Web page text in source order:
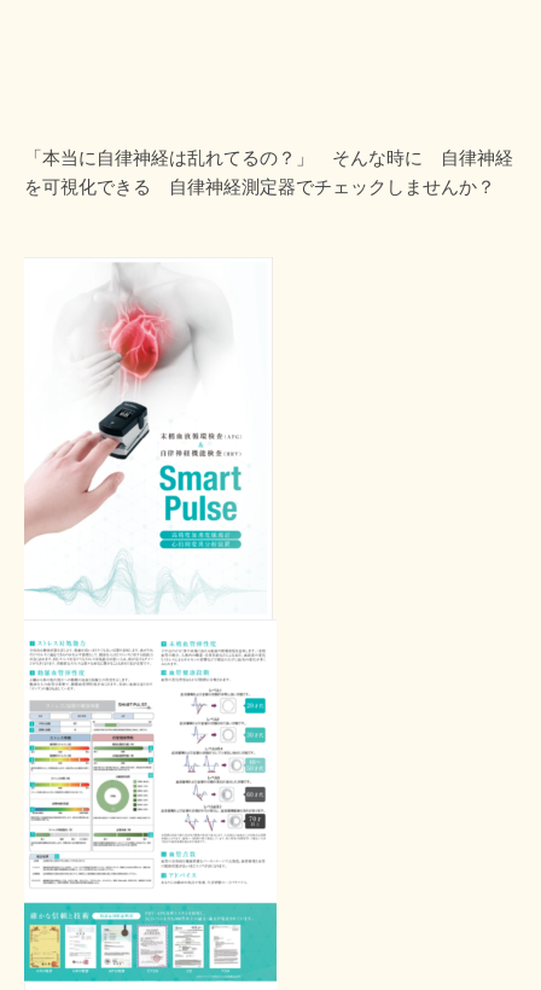
「本当に自律神経は乱れてるの？」 そんな時に 自律神経
を可視化できる 自律神経測定器でチェックしませんか？